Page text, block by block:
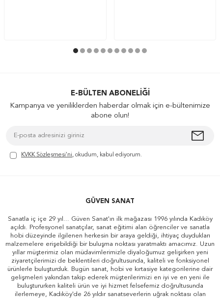
E-BÜLTEN ABONELIĞI
Kampanya ve yeniliklerden haberdar olmak için e-bültenimize
abone olun!
KVKK Sözleşmesi'ni, okudum, kabul ediyorum.
GÜVEN SANAT
Sanatla iç içe 29 yıl... Güven Sanat'ın ilk mağazası 1996 yılında Kadıköy
açıldı. Profesyonel sanatçılar, sanat eğitimi alan öğrenciler ve sanatla
hobi düzeyinde ilgilenen herkesin bir araya geldiği, ihtiyaç duydukları
malzemelere erişebildiği bir buluşma noktası yaratmaktı amacımız. Uzun
yıllar müşterimiz olan müdavimlerimizle diyaloğumuz gelişirken yeni
ziyaretçilerimizi de beklentileri doğrultusunda, kaliteli ve fonksiyonel
ürünlerle buluşturduk. Bugün sanat, hobi ve kırtasiye kategorilerine dair
gelişmeleri yakından takip ederek müşterilerimizi en iyi ve en yeni ile
buluştururken kaliteli ürün ve iyi hizmet felsefemiz doğrultusunda
ilerlemeye, Kadıköy'de 26 yıldır sanatseverlerin uğrak noktası olan